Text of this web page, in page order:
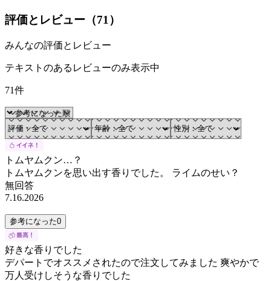
評価とレビュー（71 ）
みんなの評価とレビュー
テキストのあるレビューのみ表示中
71件
トムヤムクン…？
トムヤムクンを思い出す香りでした。 ライムのせい？
無回答
7.16.2026
参考になった0
好きな香りでした
デパートでオススメされたので注文してみました 爽やかで
万人受けしそうな香りでした